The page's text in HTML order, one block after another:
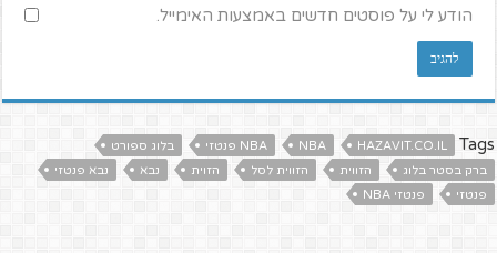
הודע לי על פוסטים חדשים באמצעות האימייל.
Tags
HAZAVIT.CO.IL
NBA NBA פנטזי
בלוג ספורט
ברק בסטר בלוג
הזווית הזווית לסל הזוית נבא
נבא פנטזי
פנטזי
פנטזי NBA